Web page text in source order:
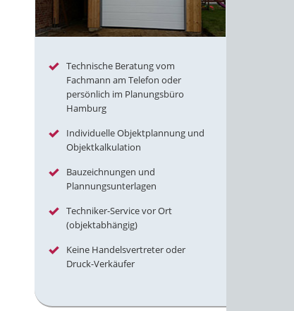
Technische Beratung vom
Fachmann am Telefon oder
persönlich im Planungsbüro
Hamburg
Individuelle Objektplannung und
Objektkalkulation
Bauzeichnungen und
Plannungsunterlagen
Techniker-Service vor Ort
(objektabhängig)
Keine Handelsvertreter oder
Druck-Verkäufer